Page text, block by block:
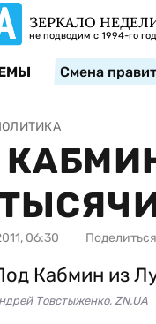
ЗЕРКАЛО
не подводим с 1994-го
Смена
06:30 Поделиться
Товстыженко, ZN.UA